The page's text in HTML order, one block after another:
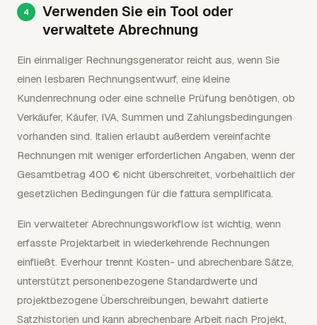
Verwenden Sie ein Tool oder
verwaltete Abrechnung
Ein einmaliger Rechnungsgenerator reicht aus, wenn Sie
einen lesbaren Rechnungsentwurf, eine kleine
Kundenrechnung oder eine schnelle Prüfung benötigen, ob
Verkäufer, Käufer, IVA, Summen und Zahlungsbedingungen
vorhanden sind. Italien erlaubt außerdem vereinfachte
Rechnungen mit weniger erforderlichen Angaben, wenn der
Gesamtbetrag 400 € nicht überschreitet, vorbehaltlich der
gesetzlichen Bedingungen für die fattura semplificata.
Ein verwalteter Abrechnungsworkflow ist wichtig, wenn
erfasste Projektarbeit in wiederkehrende Rechnungen
einfließt. Everhour trennt Kosten- und abrechenbare Sätze,
unterstützt personenbezogene Standardwerte und
projektbezogene Überschreibungen, bewahrt datierte
Satzhistorien und kann abrechenbare Arbeit nach Projekt,